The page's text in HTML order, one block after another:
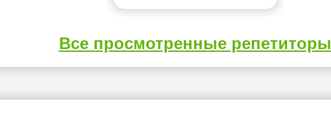
Все просмотренные репетиторы